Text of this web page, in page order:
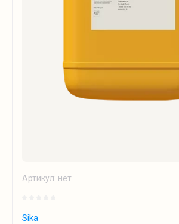
Артикул: нет
Sika